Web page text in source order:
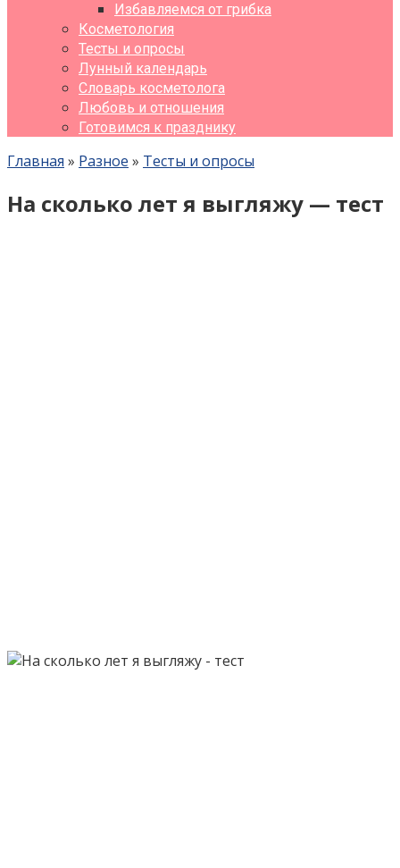
Избавляемся от грибка
Косметология
Тесты и опросы
Лунный календарь
Словарь косметолога
Любовь и отношения
Готовимся к празднику
Главная » Разное » Тесты и опросы
На сколько лет я выгляжу — тест